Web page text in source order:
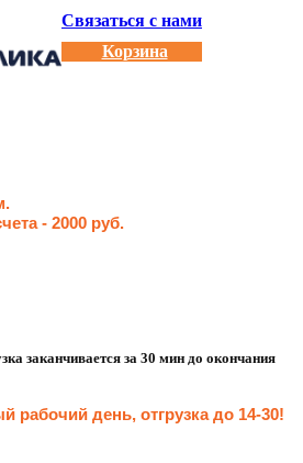
Связаться с нами
Корзина
- 2000 руб.
заканчивается за 30 мин до окончания
рабочий день, отгрузка до 14-30!